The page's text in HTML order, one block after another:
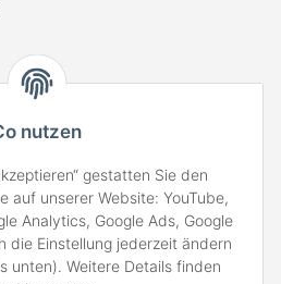
nutzen
gestatten Sie den
auf unserer Website: YouTube,
Analytics, Google Ads, Google
die Einstellung jederzeit ändern
unten). Weitere Details finden